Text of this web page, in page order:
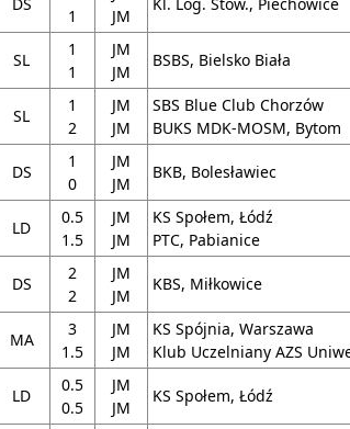
1
JM
SL
1
1
JM
JM
BSBS, Bielsko Biała
SL
1
2
JM
JM
SBS Blue Club Chorzów
BUKS MDK-MOSM, Bytom
DS
1
0
JM
JM
BKB, Bolesławiec
LD
0.5
1.5
JM
JM
KS Społem, Łódź
PTC, Pabianice
DS
2
2
JM
JM
KBS, Miłkowice
MA
3
1.5
JM
JM
KS Spójnia, Warszawa
Klub Uczelniany AZS Uniwersytetu Warszawskiego,
LD
0.5
0.5
JM
JM
KS Społem, Łódź